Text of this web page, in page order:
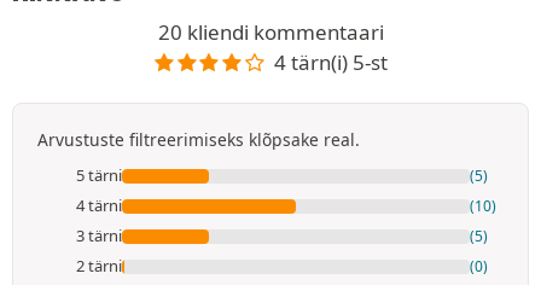
20 kliendi kommentaari
4 tärn(i) 5-st
Arvustuste filtreerimiseks klõpsake real.
5 tärni (5)
4 tärni (10)
3 tärni (5)
2 tärni (0)